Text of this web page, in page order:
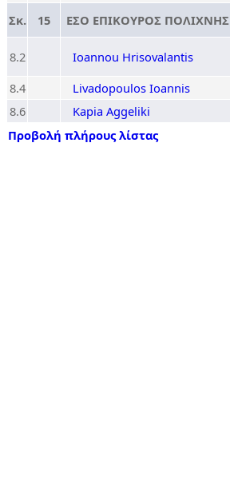
Σκ.
15 ΕΣΟ ΕΠΙΚΟΥΡΟΣ ΠΟΛΙΧΝΗΣ
8.2
Ioannou Hrisovalantis
8.4
Livadopoulos Ioannis
8.6
Kapia Aggeliki
Προβολή πλήρους λίστας